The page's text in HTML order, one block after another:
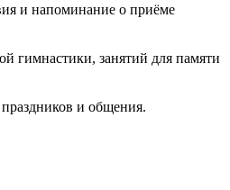
и напоминание о приёме
гимнастики, занятий для памяти
и общения.